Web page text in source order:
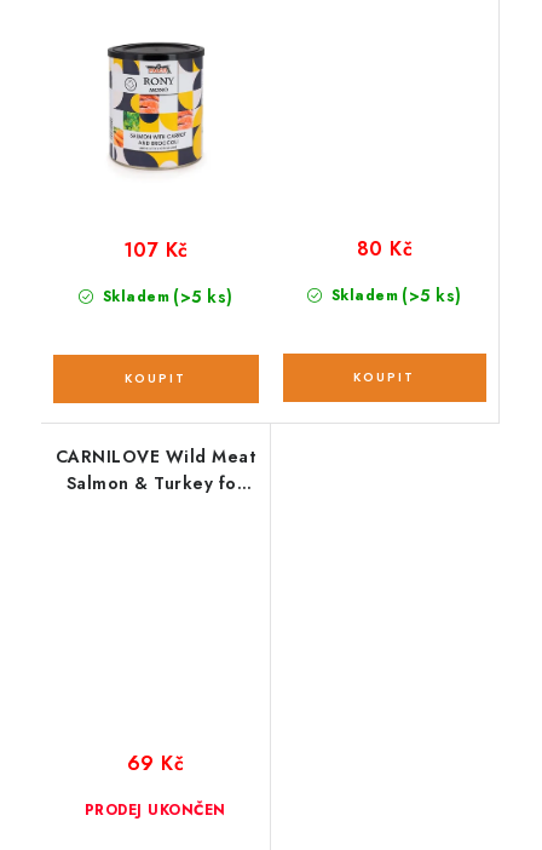
Skladem (>5 ks)
107 Kč
Skladem (>5 ks)
80 Kč
CARNILOVE Wild Meat
Salmon & Turkey for
PRODEJ UKONČEN
69 Kč